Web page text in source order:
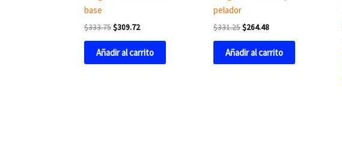
base
$333.75$309.72
Añadir al carrito
pelador
$331.25$264.48
Añadir al carrito